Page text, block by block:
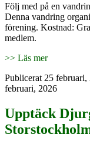
Följ med på en
Denna vandring
förening. Kostnad:
medlem.
>> Läs mer
Publicerat 25 februari,
februari, 2026
Upptäck